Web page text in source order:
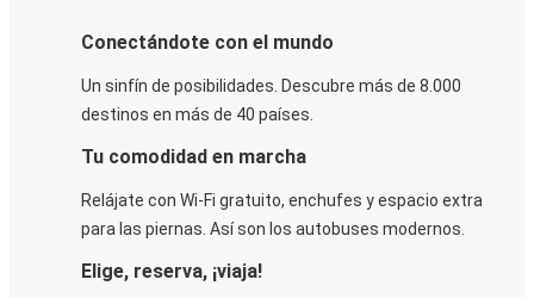
Conectándote con el mundo
Un sinfín de posibilidades. Descubre más de 8.000
destinos en más de 40 países.
Tu comodidad en marcha
Relájate con Wi-Fi gratuito, enchufes y espacio extra
para las piernas. Así son los autobuses modernos.
Elige, reserva, ¡viaja!